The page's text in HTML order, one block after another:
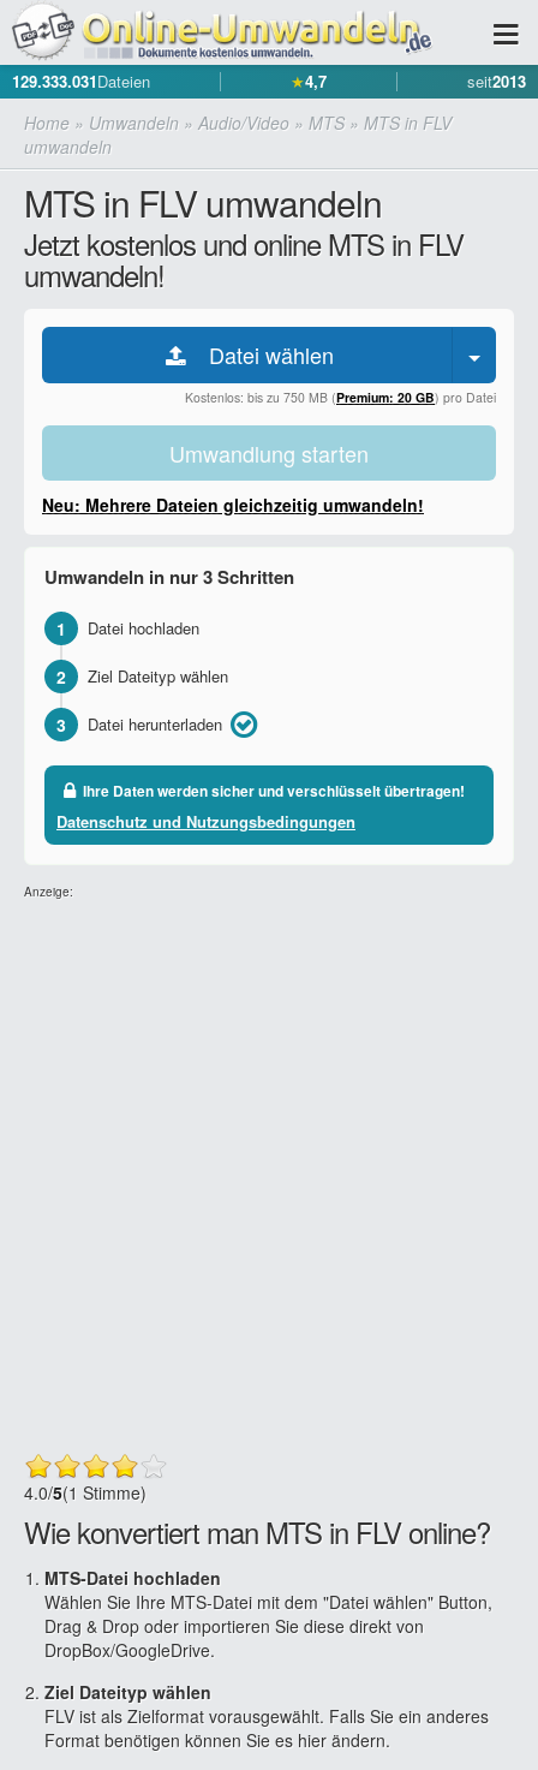
129.333.031Dateien ★4,7 seit2013
Home » Umwandeln » Audio/Video » MTS » MTS in FLV
umwandeln
MTS in FLV umwandeln
Jetzt kostenlos und online MTS in FLV
umwandeln!
Datei wählen
Kostenlos: bis zu 750 MB (Premium: 20 GB) pro Datei
Umwandlung starten
Neu: Mehrere Dateien gleichzeitig umwandeln!
Umwandeln in nur 3 Schritten
1 Datei hochladen
2 Ziel Dateityp wählen
3 Datei herunterladen
Ihre Daten werden sicher und verschlüsselt übertragen!
Datenschutz und Nutzungsbedingungen
Anzeige:
4.0/5(1 Stimme)
Wie konvertiert man MTS in FLV online?
MTS-Datei hochladen
Wählen Sie Ihre MTS-Datei mit dem "Datei wählen" Button,
Drag & Drop oder importieren Sie diese direkt von
DropBox/GoogleDrive.
Ziel Dateityp wählen
FLV ist als Zielformat vorausgewählt. Falls Sie ein anderes
Format benötigen können Sie es hier ändern.